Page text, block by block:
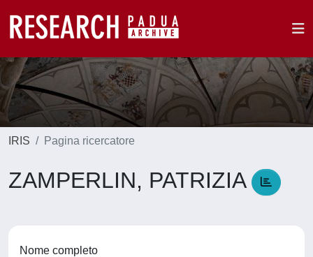
IRIS Pagina ricercatore
ZAMPERLIN, PATRIZIA
Nome completo